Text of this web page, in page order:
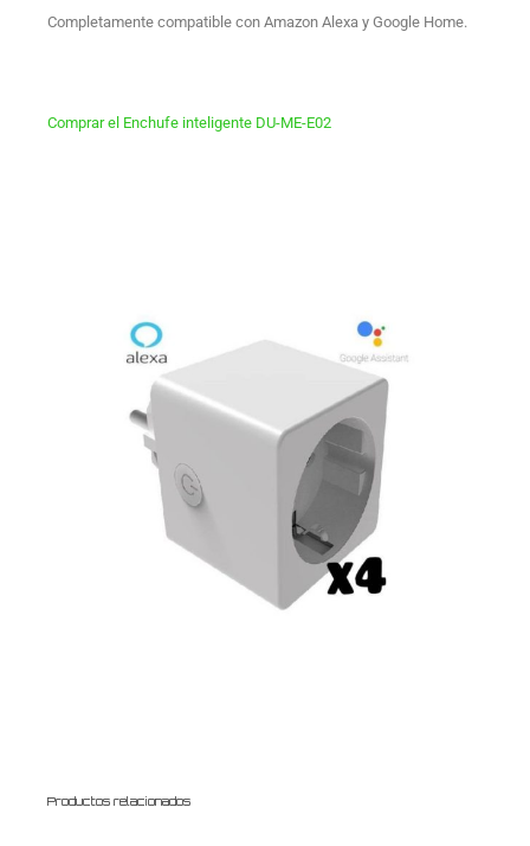
Completamente compatible con Amazon Alexa y Google Home.
Comprar el Enchufe inteligente DU-ME-E02
Productos relacionados